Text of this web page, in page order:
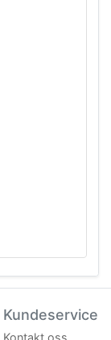
Kundeservice
Kontakt oss